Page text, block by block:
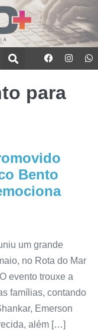
para
Bento
um grande
no Rota do Mar
evento trouxe a
famílias, contando
Emerson
além […]